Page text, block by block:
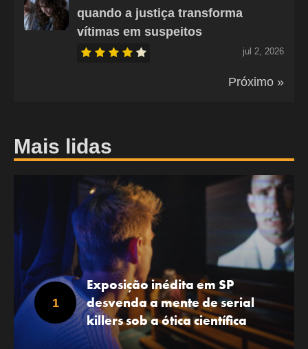
quando a justiça transforma
vítimas em suspeitos
jul 2, 2026
Próximo »
Mais lidas
Exposição inédita em SP
desvenda a mente de serial
killers sob a ótica científica